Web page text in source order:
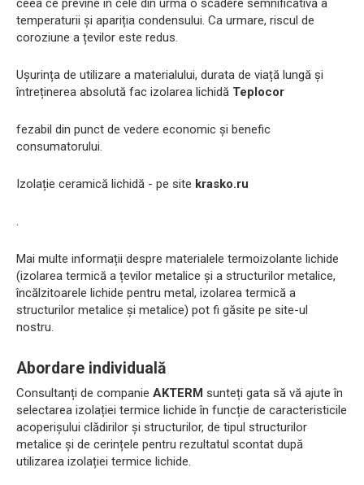
ceea ce previne în cele din urmă o scădere semnificativă a
temperaturii și apariția condensului. Ca urmare, riscul de
coroziune a țevilor este redus.
Ușurința de utilizare a materialului, durata de viață lungă și
întreținerea absolută fac izolarea lichidă Teplocor
fezabil din punct de vedere economic și benefic
consumatorului.
Izolație ceramică lichidă - pe site krasko.ru
.
Mai multe informații despre materialele termoizolante lichide
(izolarea termică a țevilor metalice și a structurilor metalice,
încălzitoarele lichide pentru metal, izolarea termică a
structurilor metalice și metalice) pot fi găsite pe site-ul
nostru.
Abordare individuală
Consultanți de companie AKTERM sunteți gata să vă ajute în
selectarea izolației termice lichide în funcție de caracteristicile
acoperișului clădirilor și structurilor, de tipul structurilor
metalice și de cerințele pentru rezultatul scontat după
utilizarea izolației termice lichide.